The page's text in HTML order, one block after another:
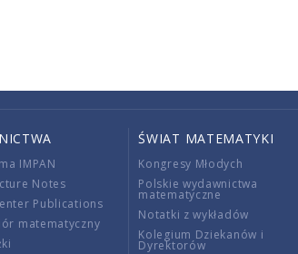
IMPAN
Notes
Publications
matematyczny
ŚWIAT MATEMATYKI
Kongresy Młodych
Polskie wydawnictwa
matematyczne
Notatki z wykładów
Kolegium Dziekanów i
Dyrektorów